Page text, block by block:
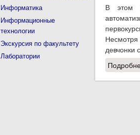
В этом
девчонки
Информатика
Информационные
технологии
Экскурсия по факультету
Лаборатории